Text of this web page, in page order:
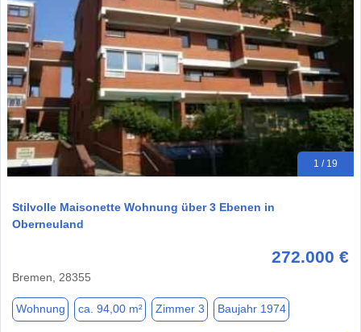
1 / 19
Stilvolle Maisonette Wohnung über 3 Ebenen in
Oberneuland
272.000 €
Bremen, 28355
Wohnung ca. 94,00 m² Zimmer 3 Baujahr 1974